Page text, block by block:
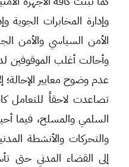
وإدارة المخابرات الجوية
الأمن السياسي والأمن
وأحالت أغلب الموقوفين
عدم وضوح معايير الإحالة؛
تصاعدت لاحقاً للتعامل
السلمي والمسلح، فيما
والتحركات والأنشطة
إلى القضاء المدني حتى